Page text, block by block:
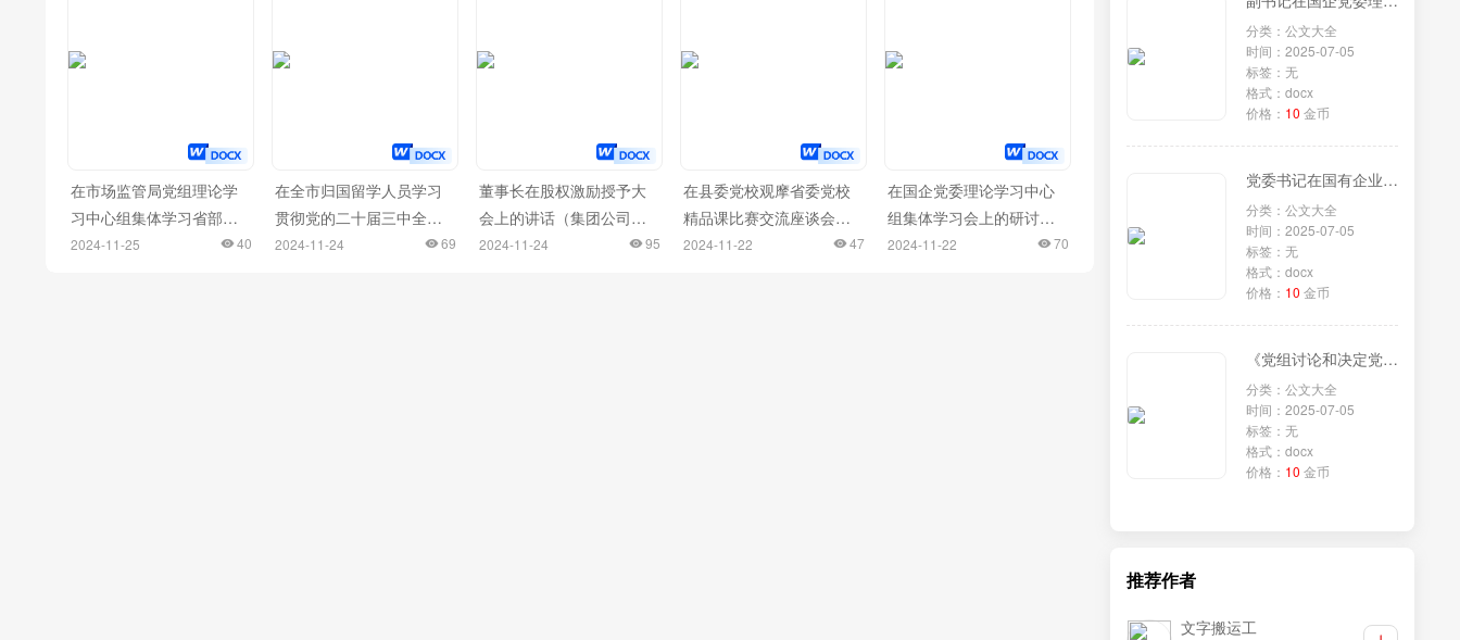
在市场监管局党组理论学
习中心组集体学习省部级
主要领导干部学习贯彻党
2024-11-25 40
在全市归国留学人员学习
贯彻党的二十届三中全会
精神座谈会上的发言材料
2024-11-24 69
董事长在股权激励授予大
会上的讲话（集团公司）
（2篇）
2024-11-24 95
在县委党校观摩省委党校
精品课比赛交流座谈会上
的交流发言
2024-11-22 47
在国企党委理论学习中心
组集体学习会上的研讨交
流发言（新质生产力专
2024-11-22 70
分类：公文大全
时间：2025-07-05
标签：无
格式：docx
价格： 10 金币
党委书记在国有企业理论学习中心组专题学习《党组讨论和决定党员处分事项工作程序规定》研讨会上的发言
分类：公文大全
时间：2025-07-05
标签：无
格式：docx
价格： 10 金币
《党组讨论和决定党员处分事项工作程序规定》学习研讨发言：深入贯彻程序规定，强化政法队伍纪律建设
分类：公文大全
时间：2025-07-05
标签：无
格式：docx
价格： 10 金币
推荐作者
文字搬运工